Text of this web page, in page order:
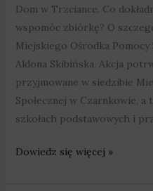
Dom w Trzciance. Co
wspomóc zbiórkę? O
Miejskiego Ośrodka Pomocy
Aldona Skibińska. Akcja
przyjmowane w siedzibie
Społecznej w Czarnkowie,
szkołach podstawowych i
Dowiedz się więcej »